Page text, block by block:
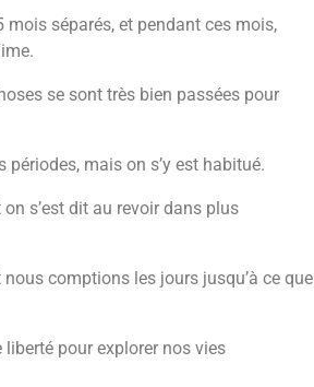
séparés, et pendant ces mois,
se sont très bien passées pour
périodes, mais on s’y est habitué.
s’est dit au revoir dans plus
comptions les jours jusqu’à ce que
pour explorer nos vies